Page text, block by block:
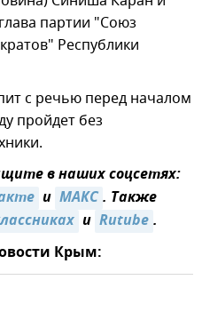
партии "Союз
Республики
с речью перед началом
пройдет без
в наших соцсетях:
и MAКС. Также
и Rutube.
Крым: